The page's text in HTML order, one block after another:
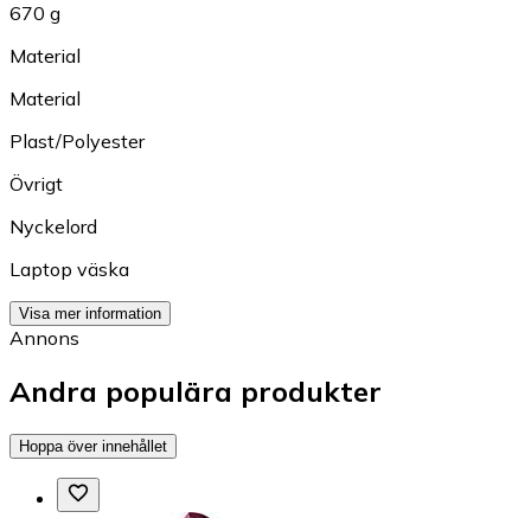
670 g
Material
Material
Plast/Polyester
Övrigt
Nyckelord
Laptop väska
Visa mer information
Annons
Andra populära produkter
Hoppa över innehållet